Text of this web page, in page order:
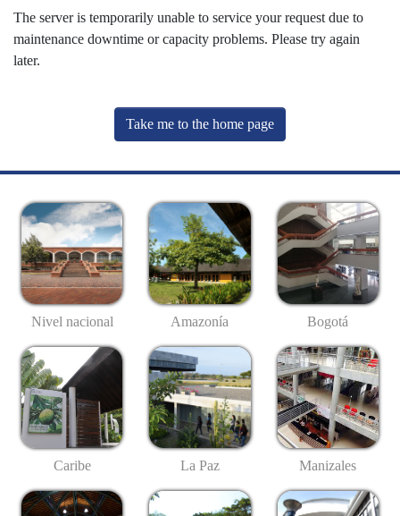
The server is temporarily unable to service your request due to
maintenance downtime or capacity problems. Please try again
later.
Take me to the home page
Nivel nacional Amazonía Bogotá
Caribe La Paz Manizales